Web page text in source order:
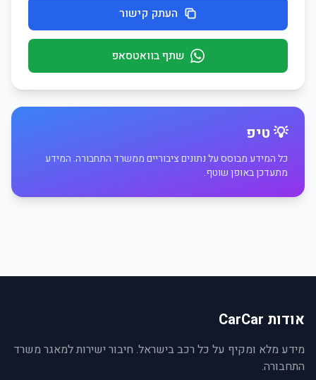
העתק קישור
שתף בוואטסאפ
💡 טיפ
כל המידע מבוסס על נתונים ציבוריים ממשרד התחבורה. המידע
מתעדכן באופן שוטף.
אודות CarCar
מידע מלא ומקיף על כל רכב בישראל. חיבור ישירות למאגר משרד
התחבורה.